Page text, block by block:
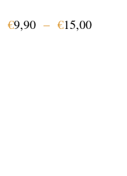
€9,90 – €15,00